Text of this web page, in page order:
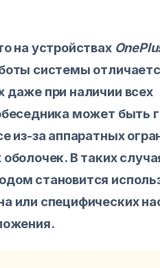
на устройствах
системы
даже при наличии всех
может быть
из-за аппаратных
В таких
становится
или специфических